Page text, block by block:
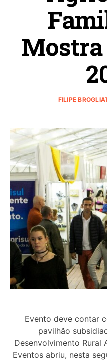
Mostra
FILIPE
Evento deve contar
pavilhão
Desenvolvimento Rural
Eventos abriu, nesta